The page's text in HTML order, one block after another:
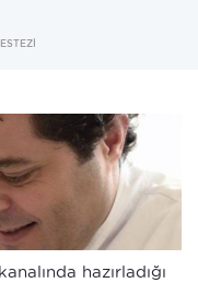
hazırladığı